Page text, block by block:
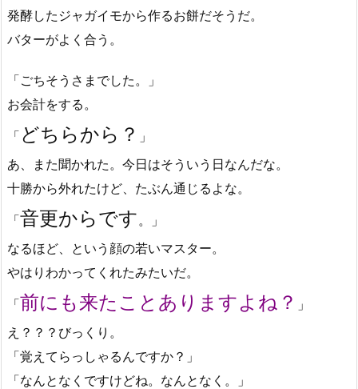
発酵したジャガイモから作るお餅だそうだ。
バターがよく合う。
「ごちそうさまでした。」
お会計をする。
「 どちらから？ 」
あ、また聞かれた。今日はそういう日なんだな。
十勝から外れたけど、たぶん通じるよな。
「音更からです 。」
なるほど、という顔の若いマスター。
やはりわかってくれたみたいだ。
「前にも来たことありますよね？ 」
え？？？びっくり。
「覚えてらっしゃるんですか？」
「なんとなくですけどね。なんとなく。」